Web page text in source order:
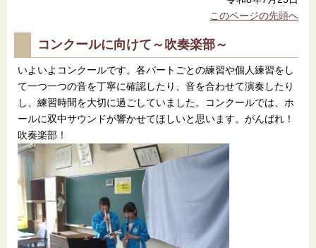
このページの先頭へ
コンクールに向けて～吹奏楽部～
いよいよコンクールです。各パートごとの練習や個人練習をし
て一つ一つの音を丁寧に確認したり、音を合わせて演奏したり
し、練習時間を大切に過ごしていました。コンクールでは、ホ
ールに双中サウンドが響かせてほしいと思います。がんばれ！
吹奏楽部！